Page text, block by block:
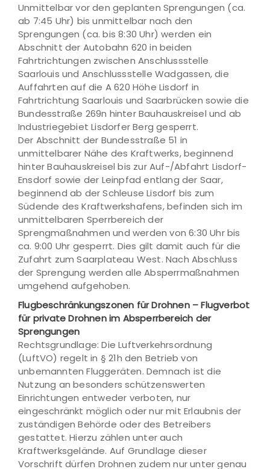
Unmittelbar vor den geplanten Sprengungen (ca.
ab 7:45 Uhr) bis unmittelbar nach den
Sprengungen (ca. bis 8:30 Uhr) werden ein
Abschnitt der Autobahn 620 in beiden
Fahrtrichtungen zwischen Anschlussstelle
Saarlouis und Anschlussstelle Wadgassen, die
Auffahrten auf die A 620 Höhe Lisdorf in
Fahrtrichtung Saarlouis und Saarbrücken sowie die
Bundesstraße 269n hinter Bauhauskreisel und ab
Industriegebiet Lisdorfer Berg gesperrt.
Der Abschnitt der Bundesstraße 51 in
unmittelbarer Nähe des Kraftwerks, beginnend
hinter Bauhauskreisel bis zur Auf-/Abfahrt Lisdorf-
Ensdorf sowie der Leinpfad entlang der Saar,
beginnend ab der Schleuse Lisdorf bis zum
Südende des Kraftwerkshafens, befinden sich im
unmittelbaren Sperrbereich der
Sprengmaßnahmen und werden von 6:30 Uhr bis
ca. 9:00 Uhr gesperrt. Dies gilt damit auch für die
Zufahrt zum Saarplateau West. Nach Abschluss
der Sprengung werden alle Absperrmaßnahmen
umgehend aufgehoben.
Flugbeschränkungszonen für Drohnen – Flugverbot
für private Drohnen im Absperrbereich der
Sprengungen
Rechtsgrundlage: Die Luftverkehrsordnung
(LuftVO) regelt in § 21h den Betrieb von
unbemannten Fluggeräten. Demnach ist die
Nutzung an besonders schützenswerten
Einrichtungen entweder verboten, nur
eingeschränkt möglich oder nur mit Erlaubnis der
zuständigen Behörde oder des Betreibers
gestattet. Hierzu zählen unter auch
Kraftwerksgelände. Auf Grundlage dieser
Vorschrift dürfen Drohnen zudem nur unter genau